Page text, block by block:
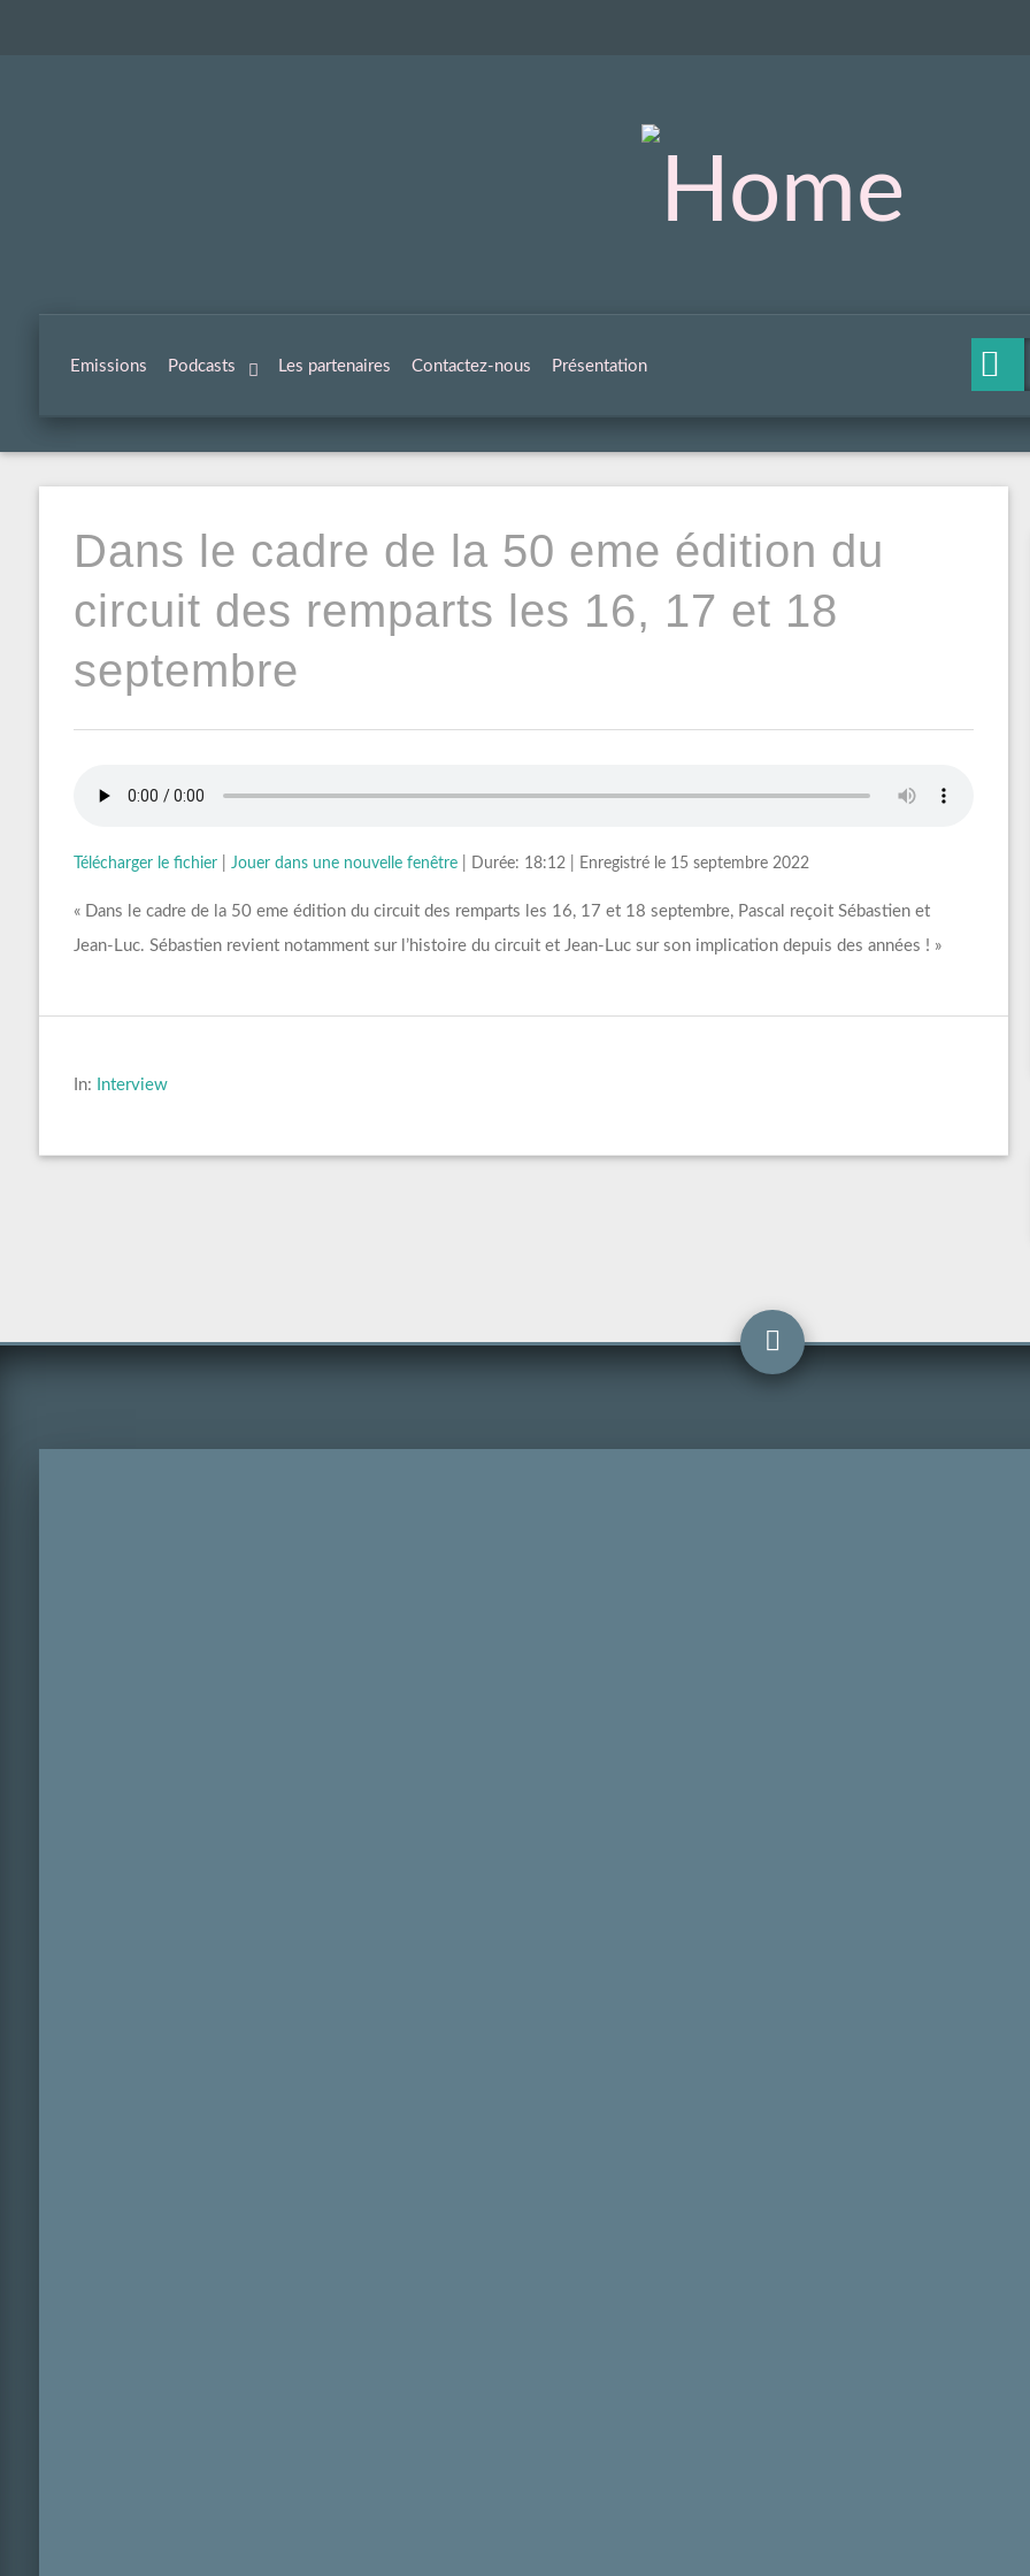
Emissions Podcasts Les partenaires Contactez-nous Présentation
Dans le cadre de la 50 eme édition du
circuit des remparts les 16, 17 et 18
septembre
Télécharger le fichier| Jouer dans une nouvelle fenêtre| Durée: 18:12| Enregistré le 15 septembre 2022
« Dans le cadre de la 50 eme édition du circuit des remparts les 16, 17 et 18 septembre, Pascal reçoit Sébastien et
Jean-Luc. Sébastien revient notamment sur l’histoire du circuit et Jean-Luc sur son implication depuis des années ! »
In: Interview